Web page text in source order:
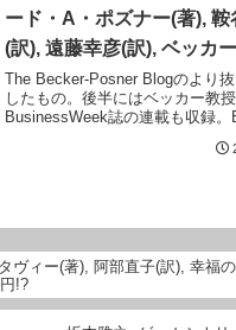
ード・A・ポズナー(著), 鞍
(訳), 遠藤幸彦(訳), ベッカ
ポズナー判事のブログで
学
The Becker-Posner Blogのより
したもの。後半にはベッカー教
BusinessWeek誌の連載も収録。
しい討論というよりはやや落ち
ヴィー(著), 阿部直子(訳), 幸福
!?